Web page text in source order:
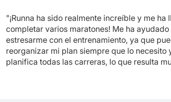
"¡Runna ha sido realmente increíble y me ha
completar varios maratones! Me ha ayudado
estresarme con el entrenamiento, ya que
reorganizar mi plan siempre que lo necesito
planifica todas las carreras, lo que resulta